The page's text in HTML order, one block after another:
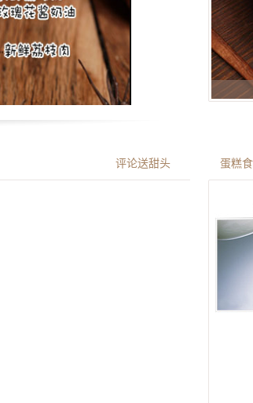
评论送甜头 蛋糕